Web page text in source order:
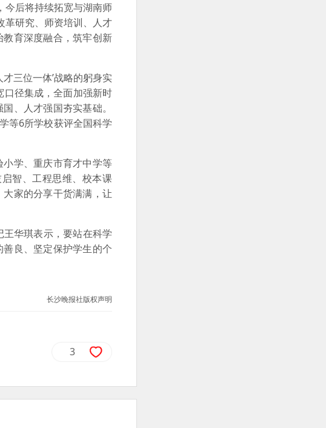
今后将持续拓宽与湖南师
革研究、师资培训、人才
育深度融合，筑牢创新
三位一体’战略的躬身实
口径集成，全面加强新时
、人才强国夯实基础。
等6所学校获评全国科学
学、重庆市育才中学等
智、工程思维、校本课
家的分享干货满满，让
华琪表示，要站在科学
良、坚定保护学生的个
长沙晚报社版权声明
3